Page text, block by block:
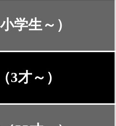
学生～）
3才～）